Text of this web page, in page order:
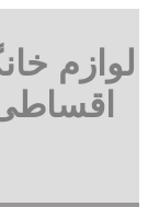
لوازم